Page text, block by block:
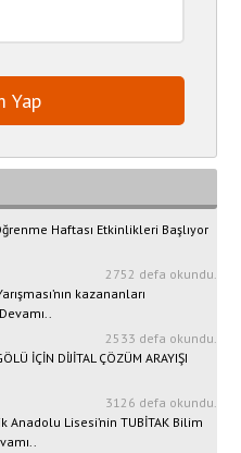
Haftası Etkinlikleri Başlıyor
2752 defa okundu.
kazananları
2533 defa okundu.
İÇİN DİJİTAL ÇÖZÜM ARAYIŞI
3126 defa okundu.
Anadolu Lisesi’nin TUBİTAK Bilim